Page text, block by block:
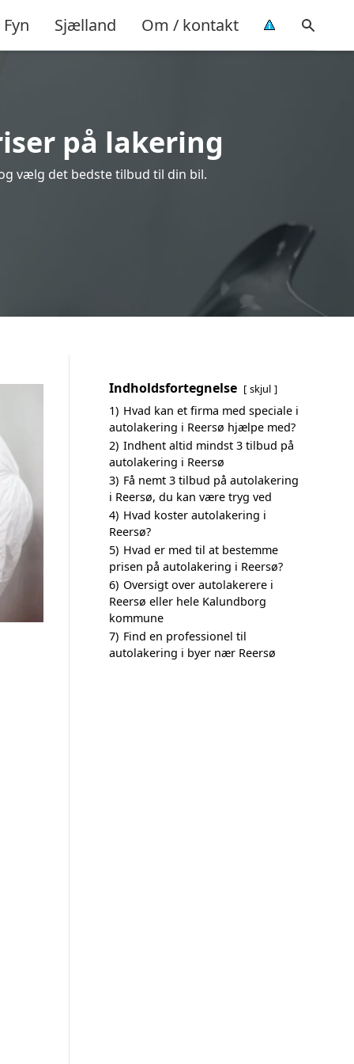
Fyn Sjælland Om / kontakt
på lakering
vælg det bedste tilbud til din bil.
Indholdsfortegnelse skjul
1) Hvad kan et firma med speciale i
autolakering i Reersø hjælpe med?
2) Indhent altid mindst 3 tilbud på
autolakering i Reersø
3) Få nemt 3 tilbud på autolakering
i Reersø, du kan være tryg ved
4) Hvad koster autolakering i
Reersø?
5) Hvad er med til at bestemme
prisen på autolakering i Reersø?
6) Oversigt over autolakerere i
Reersø eller hele Kalundborg
kommune
7) Find en professionel til
autolakering i byer nær Reersø